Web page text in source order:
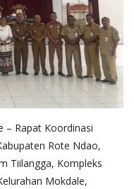
– Rapat Koordinasi
Rote Ndao,
Tiilangga, Kompleks
Mokdale,